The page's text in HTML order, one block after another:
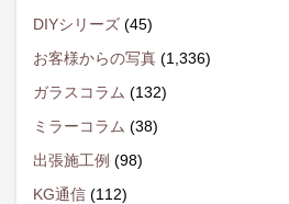
DIYシリーズ (45)
お客様からの写真 (1,336)
ガラスコラム (132)
ミラーコラム (38)
出張施工例 (98)
KG通信 (112)